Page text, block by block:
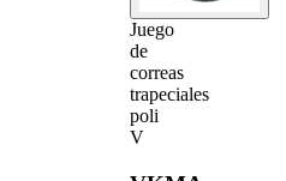
Juego
de
correas
trapeciales
poli
V